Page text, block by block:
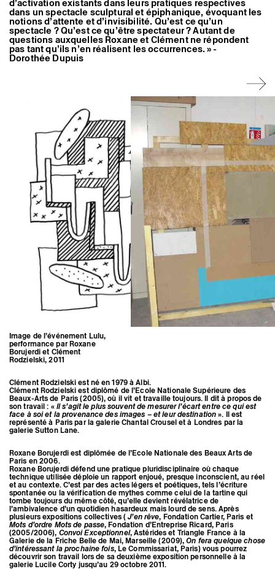
Artistes résident·es et associé·es
Résident·es
Artistes associé·es
Hors-les-murs
Ancien·nes résident·es et artistes associé·es
d’activation existants dans leurs pratiques respectives
dans un spectacle sculptural et épiphanique, évoquant les
notions d’attente et d’invisibilité. Qu’est ce qu’un
spectacle ? Qu’est ce qu’être spectateur ? Autant de
questions auxquelles Roxane et Clément ne répondent
pas tant qu’ils n’en réalisent les occurrences. » -
Dorothée Dupuis
Image de l’événement Lulu,
performance par Roxane
Borujerdi et Clément
Rodzielski, 2011
Clément Rodzielski est né en 1979 à Albi.
Clément Rodzielski est diplômé de l’Ecole Nationale Supérieure des
Beaux-Arts de Paris (2005), où il vit et travaille toujours. Il dit à propos de
son travail : «Il s’agit le plus souvent de mesurer l’écart entre ce qui est
face à soi et la provenance des images – et leur destination». Il est
représenté à Paris par la galerie Chantal Crousel et à Londres par la
galerie Sutton Lane.
Roxane Borujerdi est diplômée de l’Ecole Nationale des Beaux Arts de
Paris en 2006.
Roxane Borujerdi défend une pratique pluridisciplinaire où chaque
technique utilisée déploie un rapport enjoué, presque inconscient, au réel
et au contexte. C’est par des actes légers et poétiques, tels l’écriture
spontanée ou la vérification de mythes comme celui de la tartine qui
tombe toujours du même côté, qu’elle devient révélatrice de
l’ambivalence d’un quotidien hasardeux mais lourd de sens. Après
plusieurs expositions collectives (J’en rêve, Fondation Cartier, Paris et
Mots d’ordre Mots de passe, Fondation d’Entreprise Ricard, Paris
(2005/2006), Convoi Exceptionnel, Astérides et Triangle France à la
Galerie de la Friche Belle de Mai, Marseille (2009),On fera quelque chose
d’intéressant la prochaine fois, Le Commissariat, Paris) vous pourrez
découvrir son travail lors de sa deuxième exposition personnelle à la
galerie Lucile Corty jusqu’au 29 octobre 2011.